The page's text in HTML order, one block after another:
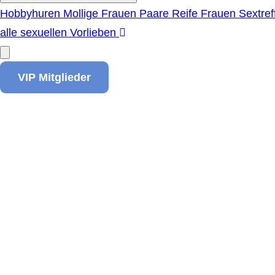
Hobbyhuren Mollige Frauen Paare Reife Frauen
alle sexuellen Vorlieben
VIP Mitglieder